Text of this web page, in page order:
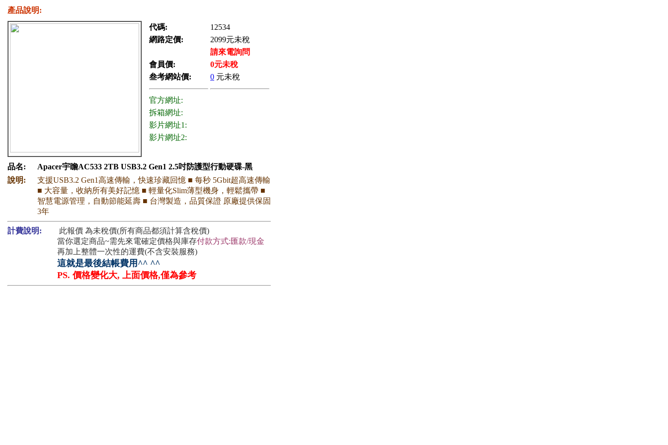
產品說明:
代碼:
12534
網路定價:
2099元未稅
請來電詢問
會員價:
0元未稅
叁考網站價:
0 元未稅
官方網址:
拆箱網址:
影片網址1:
影片網址2:
品名:
Apacer宇瞻AC533 2TB USB3.2 Gen1 2.5吋防護型行動硬碟-黑
說明:
支援USB3.2 Gen1高速傳輸，快速珍藏回憶 ■ 每秒 5Gbit超高速傳輸
■ 大容量，收納所有美好記憶 ■ 輕量化Slim薄型機身，輕鬆攜帶 ■
智慧電源管理，自動節能延壽 ■ 台灣製造，品質保證 原廠提供保固
3年
計費說明:
此報價 為未稅價(所有商品都須計算含稅價)
當你選定商品~需先來電確定價格與庫存付款方式:匯款/現金
再加上整體一次性的運費(不含安裝服務)
這就是最後結帳費用^^ ^^
PS. 價格變化大, 上面價格,僅為參考